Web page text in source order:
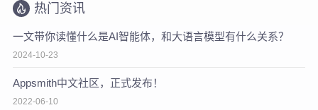
热门资讯
一文带你读懂什么是AI智能体，和大语言模型有什么关系？
2024-10-23
Appsmith中文社区，正式发布！
2022-06-10